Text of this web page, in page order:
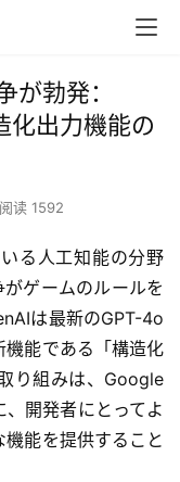
勃発：
化出力機能の
阅读 1592
る人工知能の分野
ゲームのルールを
は最新のGPT-4o
機能である「構造化
り組みは、Google
開発者にとってよ
能を提供すること